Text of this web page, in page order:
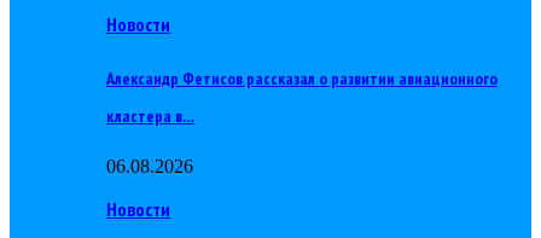
Новости
Александр Фетисов рассказал о развитии авиационного
кластера в…
06.08.2026
Новости